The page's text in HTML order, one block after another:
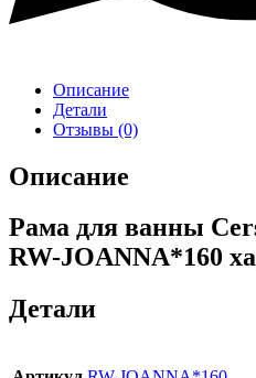
Описание
Детали
Отзывы (0)
Описание
Рама для ванны
RW-JOANNA*160
Детали